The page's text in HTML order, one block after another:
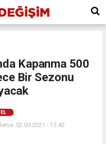
Kapanma 500
Bir Sezonu
02.09.2021 - 15:40